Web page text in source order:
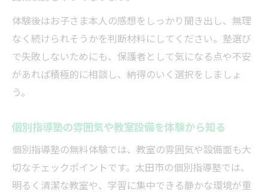
体験後はお子さま本人の感想をしっかり聞き出し、無理
なく続けられそうかを判断材料にしてください。塾選び
で失敗しないためにも、保護者として気になる点や不安
があれば積極的に相談し、納得のいく選択をしましょ
う。
個別指導塾の雰囲気や教室設備を体験から知る
個別指導塾の無料体験では、教室の雰囲気や設備面も大
切なチェックポイントです。太田市の個別指導塾では、
明るく清潔な教室や、学習に集中できる静かな環境が重